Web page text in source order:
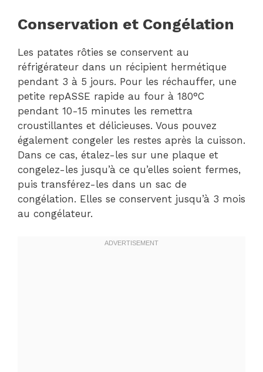
Conservation et Congélation
Les patates rôties se conservent au
réfrigérateur dans un récipient hermétique
pendant 3 à 5 jours. Pour les réchauffer, une
petite repASSE rapide au four à 180°C
pendant 10-15 minutes les remettra
croustillantes et délicieuses. Vous pouvez
également congeler les restes après la cuisson.
Dans ce cas, étalez-les sur une plaque et
congelez-les jusqu’à ce qu’elles soient fermes,
puis transférez-les dans un sac de
congélation. Elles se conservent jusqu’à 3 mois
au congélateur.